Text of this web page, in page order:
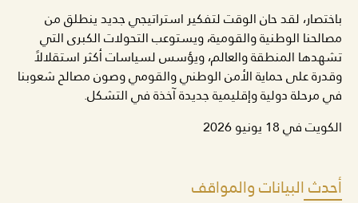
باختصار، لقد حان الوقت لتفكير استراتيجي جديد ينطلق من
مصالحنا الوطنية والقومية، ويستوعب التحولات الكبرى التي
تشهدها المنطقة والعالم، ويؤسس لسياسات أكثر استقلالاً
وقدرة على حماية الأمن الوطني والقومي وصون مصالح شعوبنا
في مرحلة دولية وإقليمية جديدة آخذة في التشكل.
الكويت في 18 يونيو 2026
أحدث البيانات والمواقف